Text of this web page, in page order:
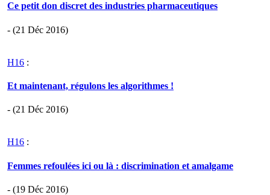
Ce petit don discret des industries pharmaceutiques
- (21 Déc 2016)
H16 :
Et maintenant, régulons les algorithmes !
- (21 Déc 2016)
H16 :
Femmes refoulées ici ou là : discrimination et amalgame
- (19 Déc 2016)